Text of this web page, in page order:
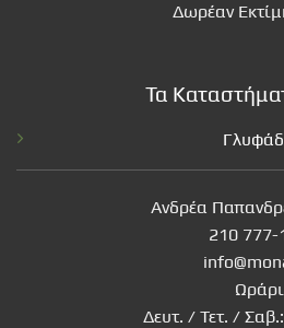
Δωρέαν
Τα
Ανδρέα
210 777-
Δευτ. / Τετ. /